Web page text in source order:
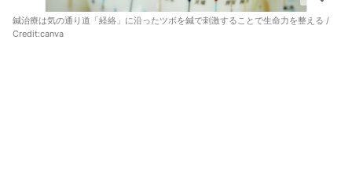
鍼治療は気の通り道「経絡」に沿ったツボを鍼で刺激することで生命力を整える /
Credit:canva